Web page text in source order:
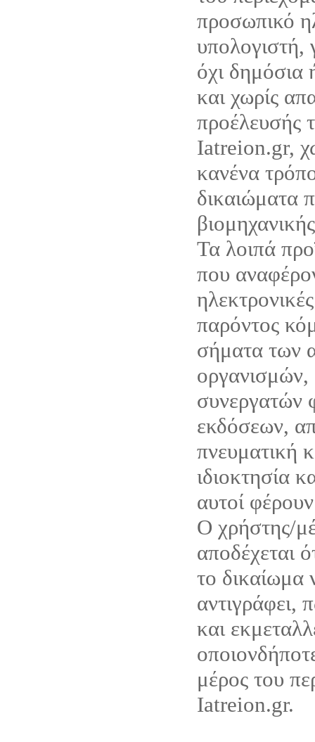
προσωπικό
υπολογιστή,
όχι δημόσια
και χωρίς
προέλευσής
Iatreion.gr,
κανένα
δικαιώματα
Τα λοιπά
που
παρόντος
σήματα των
οργανισμών,
συνεργατών
εκδόσεων,
πνευματική
ιδιοκτησία
αυτοί
Ο χρήστης/
αποδέχεται
το δικαίωμα
αντιγράφει,
και
μέρος του
Iatreion.gr.